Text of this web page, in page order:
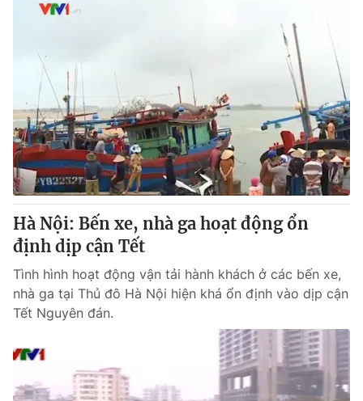
Hà Nội: Bến xe, nhà ga hoạt động ổn
định dịp cận Tết
Tình hình hoạt động vận tải hành khách ở các bến xe,
nhà ga tại Thủ đô Hà Nội hiện khá ổn định vào dịp cận
Tết Nguyên đán.